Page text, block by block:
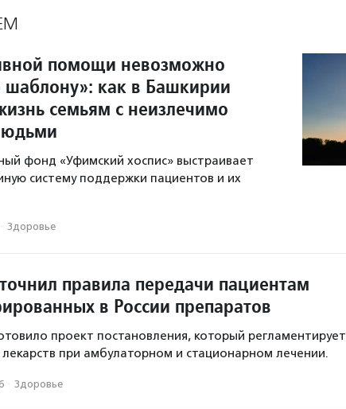
помощи невозможно
шаблону»: как в Башкирии
семьям с неизлечимо
фонд «Уфимский хоспис» выстраивает
систему поддержки пациентов и их
· Здоровье
правила передачи пациентам
в России препаратов
проект постановления, который регламентирует
при амбулаторном и стационарном лечении.
· Здоровье